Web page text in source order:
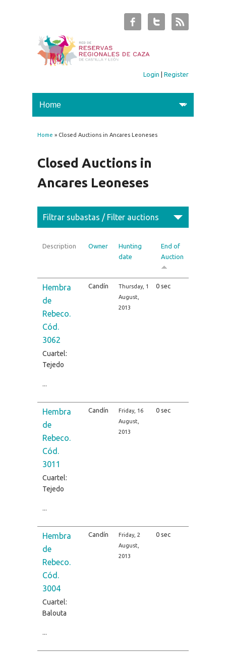
Login |Register
You are here
Home » Closed Auctions in Ancares Leoneses
Closed Auctions in
Ancares Leoneses
Filtrar subastas / Filter auctions
Description Owner
Hunting
date
End of
Auction
Hembra
de
Rebeco.
Cód.
3062
Cuartel:
Tejedo
Candín
Thursday, 1
August,
2013
0 sec
Hembra
de
Rebeco.
Cód.
3011
Cuartel:
Tejedo
Candín
Friday, 16
August,
2013
0 sec
Hembra
de
Rebeco.
Cód.
3004
Cuartel:
Balouta
Candín
Friday, 2
August,
2013
0 sec